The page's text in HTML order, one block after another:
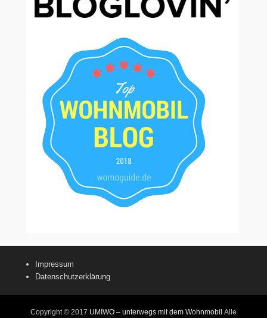
Impressum
Datenschutzerklärung
Copyright © 2017 UMIWO – unterwegs mit dem Wohnmobil Alle